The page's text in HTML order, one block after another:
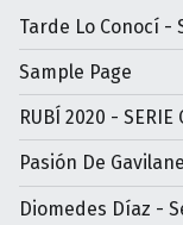
Tarde Lo Conocí -
Sample Page
RUBÍ 2020 - SERIE
Pasión De
Diomedes Díaz -